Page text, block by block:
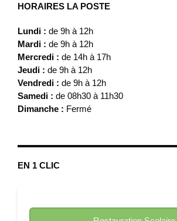
HORAIRES LA POSTE
Lundi : de 9h à 12h
Mardi : de 9h à 12h
Mercredi : de 14h à 17h
Jeudi : de 9h à 12h
Vendredi : de 9h à 12h
Samedi : de 08h30 à 11h30
Dimanche : Fermé
EN 1 CLIC